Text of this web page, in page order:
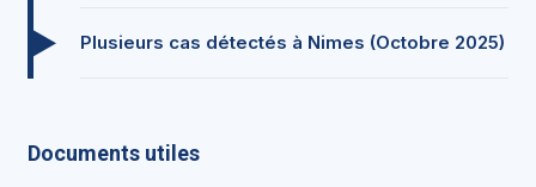
Plusieurs cas détectés à Nimes (Octobre 2025)
Documents utiles